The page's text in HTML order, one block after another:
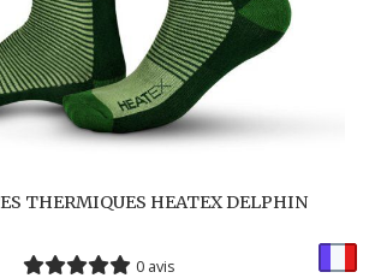
THERMIQUES HEATEX DELPHIN
0 avis